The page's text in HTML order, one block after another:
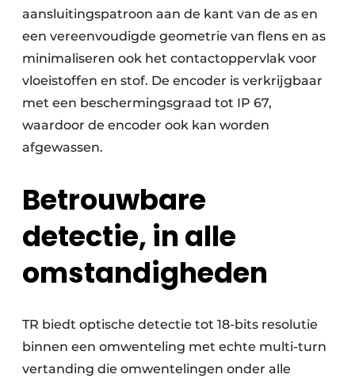
aansluitingspatroon aan de kant van de as en
een vereenvoudigde geometrie van flens en as
minimaliseren ook het contactoppervlak voor
vloeistoffen en stof. De encoder is verkrijgbaar
met een beschermingsgraad tot IP 67,
waardoor de encoder ook kan worden
afgewassen.
Betrouwbare
detectie, in alle
omstandigheden
TR biedt optische detectie tot 18-bits resolutie
binnen een omwenteling met echte multi-turn
vertanding die omwentelingen onder alle